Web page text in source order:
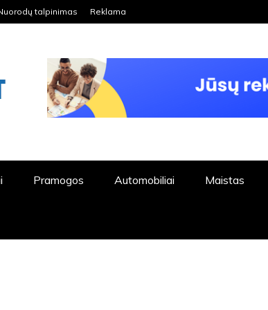
talpinimas Reklama
Pramogos Automobiliai Maistas